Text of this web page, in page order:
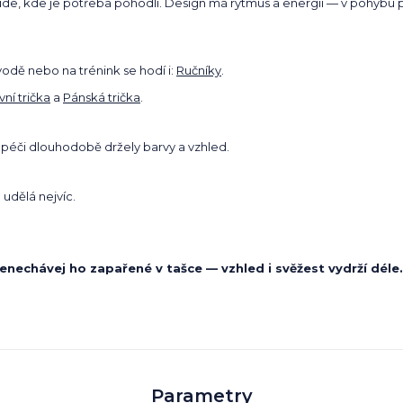
nebo na trénink se hodí i: Ručníky
trička a Pánská trička
dlouhodobě držely barvy a vzhled.
nejvíc.
ho zapařené v tašce — vzhled i svěžest vydrží déle.
Parametry